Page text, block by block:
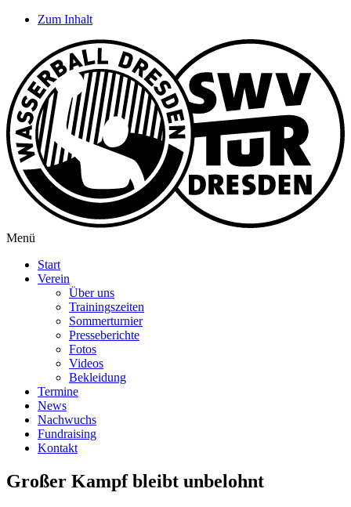
Zum Inhalt
Menü
Start
Verein
Über uns
Trainingszeiten
Sommerturnier
Presseberichte
Fotos
Videos
Bekleidung
Termine
News
Nachwuchs
Fundraising
Kontakt
Großer Kampf bleibt unbelohnt